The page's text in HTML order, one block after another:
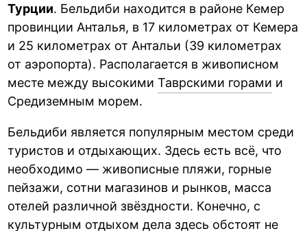
Турции. Бельдиби находится в районе Кемер
провинции Анталья, в 17 километрах от Кемера
и 25 километрах от Антальи (39 километрах
от аэропорта). Располагается в живописном
месте между высокимиТаврскими горами и
Средиземным морем.
Бельдиби является популярным местом среди
туристов и отдыхающих. Здесь есть всё, что
необходимо — живописные пляжи, горные
пейзажи, сотни магазинов и рынков, масса
отелей различной звёздности. Конечно, с
культурным отдыхом дела здесь обстоят не